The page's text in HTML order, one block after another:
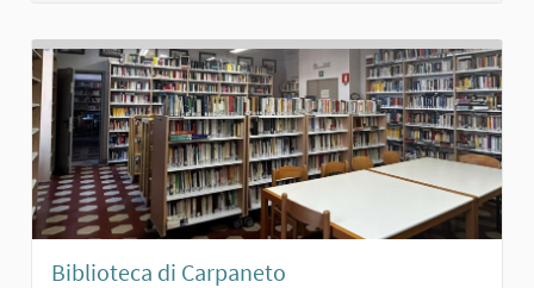
Biblioteca di Carpaneto